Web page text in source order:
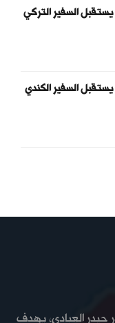
يستقبل السفير التركي
السفير الكندي